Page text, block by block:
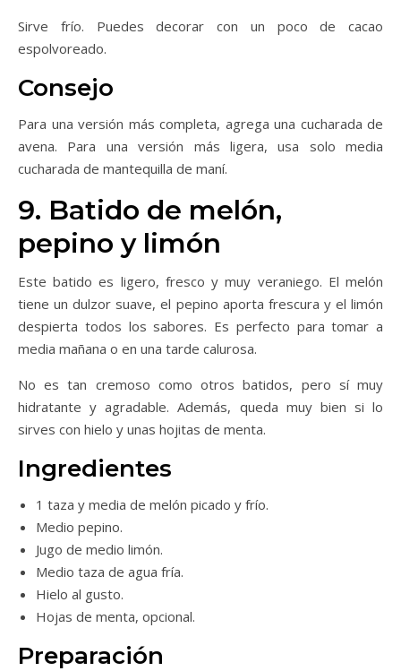
Sirve frío. Puedes decorar con un poco de cacao
espolvoreado.
Consejo
Para una versión más completa, agrega una cucharada de
avena. Para una versión más ligera, usa solo media
cucharada de mantequilla de maní.
9. Batido de melón,
pepino y limón
Este batido es ligero, fresco y muy veraniego. El melón
tiene un dulzor suave, el pepino aporta frescura y el limón
despierta todos los sabores. Es perfecto para tomar a
media mañana o en una tarde calurosa.
No es tan cremoso como otros batidos, pero sí muy
hidratante y agradable. Además, queda muy bien si lo
sirves con hielo y unas hojitas de menta.
Ingredientes
1 taza y media de melón picado y frío.
Medio pepino.
Jugo de medio limón.
Medio taza de agua fría.
Hielo al gusto.
Hojas de menta, opcional.
Preparación